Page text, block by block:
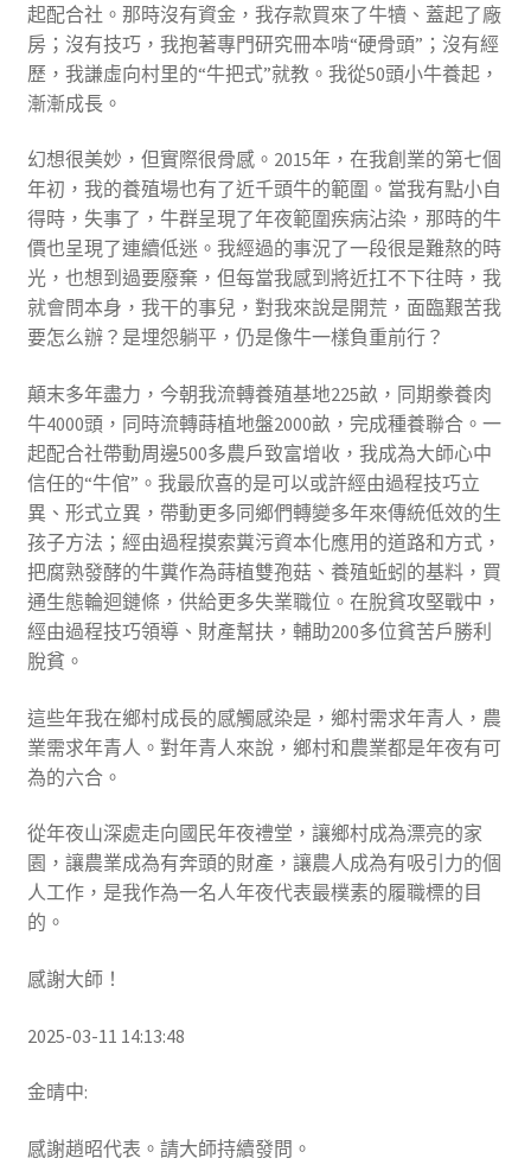
起配合社。那時沒有資金，我存款買來了牛犢、蓋起了廠
房；沒有技巧，我抱著專門研究冊本啃“硬骨頭”；沒有經
歷，我謙虛向村里的“牛把式”就教。我從50頭小牛養起，
漸漸成長。
幻想很美妙，但實際很骨感。2015年，在我創業的第七個
年初，我的養殖場也有了近千頭牛的範圍。當我有點小自
得時，失事了，牛群呈現了年夜範圍疾病沾染，那時的牛
價也呈現了連續低迷。我經過的事況了一段很是難熬的時
光，也想到過要廢棄，但每當我感到將近扛不下往時，我
就會問本身，我干的事兒，對我來說是開荒，面臨艱苦我
要怎么辦？是埋怨躺平，仍是像牛一樣負重前行？
顛末多年盡力，今朝我流轉養殖基地225畝，同期豢養肉
牛4000頭，同時流轉蒔植地盤2000畝，完成種養聯合。一
起配合社帶動周邊500多農戶致富增收，我成為大師心中
信任的“牛倌”。我最欣喜的是可以或許經由過程技巧立
異、形式立異，帶動更多同鄉們轉變多年來傳統低效的生
孩子方法；經由過程摸索糞污資本化應用的道路和方式，
把腐熟發酵的牛糞作為蒔植雙孢菇、養殖蚯蚓的基料，買
通生態輪迴鏈條，供給更多失業職位。在脫貧攻堅戰中，
經由過程技巧領導、財產幫扶，輔助200多位貧苦戶勝利
脫貧。
這些年我在鄉村成長的感觸感染是，鄉村需求年青人，農
業需求年青人。對年青人來說，鄉村和農業都是年夜有可
為的六合。
從年夜山深處走向國民年夜禮堂，讓鄉村成為漂亮的家
園，讓農業成為有奔頭的財產，讓農人成為有吸引力的個
人工作，是我作為一名人年夜代表最樸素的履職標的目
的。
感謝大師！
2025-03-11 14:13:48
金晴中:
感謝趙昭代表。請大師持續發問。